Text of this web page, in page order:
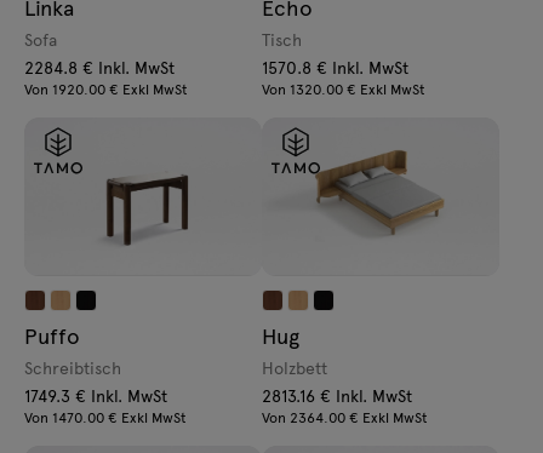
Linka
Sofa
2284.8 € Inkl. MwSt
Von 1920.00 € Exkl MwSt
Echo
Tisch
1570.8 € Inkl. MwSt
Von 1320.00 € Exkl MwSt
Puffo
Schreibtisch
1749.3 € Inkl. MwSt
Von 1470.00 € Exkl MwSt
Hug
Holzbett
2813.16 € Inkl. MwSt
Von 2364.00 € Exkl MwSt